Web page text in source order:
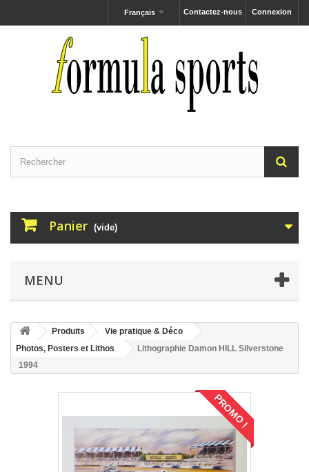
Connexion
Contactez-nous
Français
Panier (vide)
MENU
Produits
Vie pratique & Déco
Photos, Posters et Lithos
Lithographie Damon HILL Silverstone
1994
PROMO !